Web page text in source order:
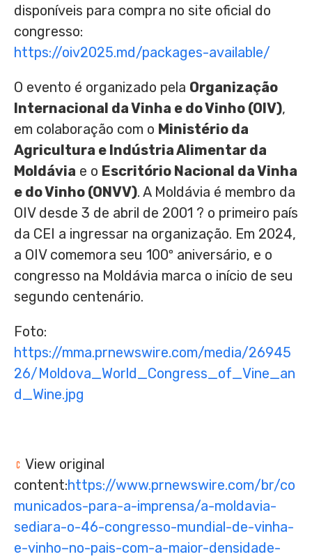
disponíveis para compra no site oficial do
congresso:
https://oiv2025.md/packages-available/
O evento é organizado pela Organização
Internacional da Vinha e do Vinho (OIV),
em colaboração com o Ministério da
Agricultura e Indústria Alimentar da
Moldávia e o Escritório Nacional da Vinha
e do Vinho (ONVV). A Moldávia é membro da
OIV desde 3 de abril de 2001 ? o primeiro país
da CEI a ingressar na organização. Em 2024,
a OIV comemora seu 100º aniversário, e o
congresso na Moldávia marca o início de seu
segundo centenário.
Foto:
https://mma.prnewswire.com/media/26945
26/Moldova_World_Congress_of_Vine_an
d_Wine.jpg
View original
content:https://www.prnewswire.com/br/co
municados-para-a-imprensa/a-moldavia-
sediara-o-46-congresso-mundial-de-vinha-
e-vinho–no-pais-com-a-maior-densidade-